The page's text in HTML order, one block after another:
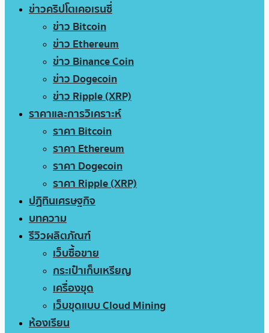
ข่าวคริปโตเคอเรนซี่
ข่าว Bitcoin
ข่าว Ethereum
ข่าว Binance Coin
ข่าว Dogecoin
ข่าว Ripple (XRP)
ราคาและการวิเคราะห์
ราคา Bitcoin
ราคา Ethereum
ราคา Dogecoin
ราคา Ripple (XRP)
ปฏิทินเศรษฐกิจ
บทความ
รีวิวผลิตภัณฑ์
เว็บซื้อขาย
กระเป๋าเก็บเหรียญ
เครื่องขุด
เว็บขุดแบบ Cloud Mining
ห้องเรียน